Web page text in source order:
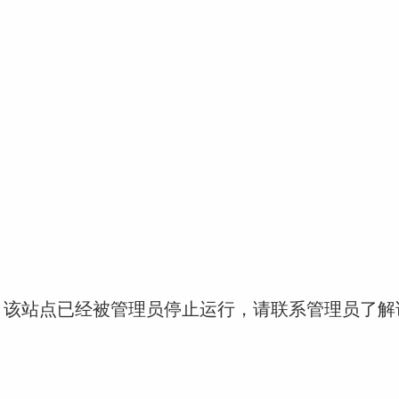
站点已经被管理员停止运行，请联系管理员了